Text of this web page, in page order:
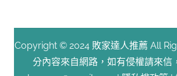
Copyright © 2024 敗家達人推薦 All
分內容來自網路，如有侵權請來信